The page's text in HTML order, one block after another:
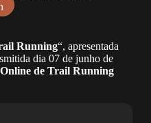
Running“, apresentada
dia 07 de junho de
Online de Trail Running